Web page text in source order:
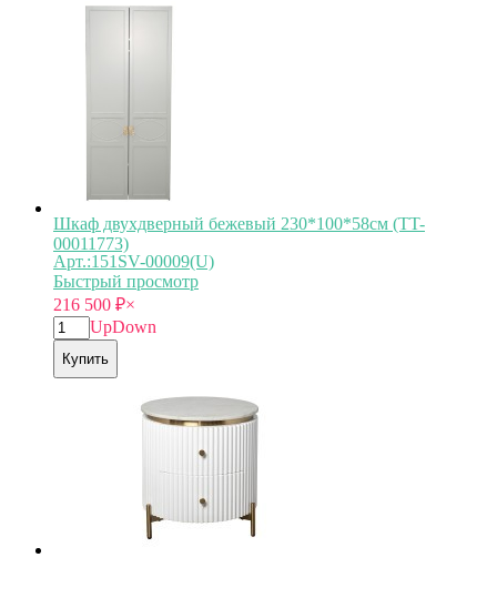
Шкаф двухдверный бежевый 230*100*58см (TT-
00011773)
Арт.:151SV-00009(U)
Быстрый просмотр
216 500 ₽×
UpDown
Купить